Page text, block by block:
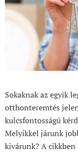
Sokaknak az egyik
otthonteremtés
kulcsfontosságú
Melyikkel járunk
kivárunk? A cikkben